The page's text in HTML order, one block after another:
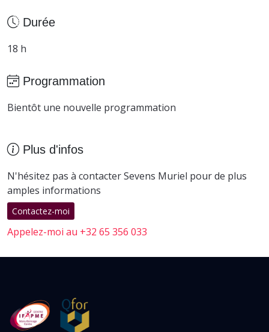
Durée
18 h
Programmation
Bientôt une nouvelle programmation
Plus d'infos
N'hésitez pas à contacter Sevens Muriel pour de plus
amples informations
Contactez-moi
Appelez-moi au +32 65 356 033